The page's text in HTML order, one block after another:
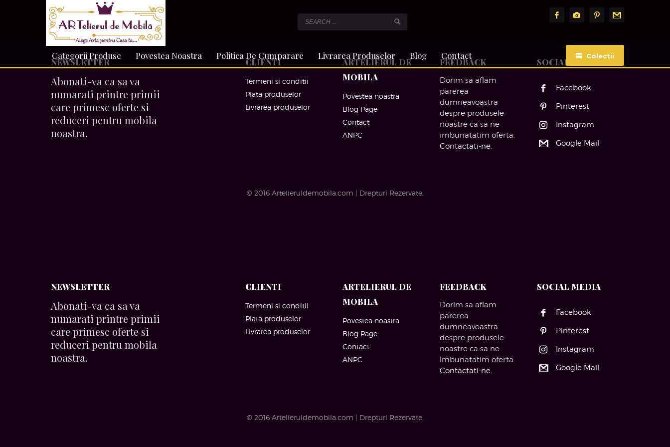
Categorii Produse Povestea Noastra Politica De Cumparare Livrarea Produselor Blog Contact Colectii
NEWSLETTER
Abonati-va ca sa va
numarati printre primii
care primesc oferte si
reduceri pentru mobila
noastra.
CLIENTI
Termeni si conditii
Plata produselor
Livrarea produselor
ARTELIERUL DE
MOBILA
Povestea noastra
Blog Page
Contact
ANPC
FEEDBACK
Dorim sa aflam
parerea
dumneavoastra
despre produsele
noastre ca sa ne
imbunatatim oferta.
Contactati-ne.
SOCIAL MEDIA
Facebook
Pinterest
Instagram
Google Mail
© 2016 Artelieruldemobila.com | Drepturi Rezervate.
NEWSLETTER
Abonati-va ca sa va
numarati printre primii
care primesc oferte si
reduceri pentru mobila
noastra.
CLIENTI
Termeni si conditii
Plata produselor
Livrarea produselor
ARTELIERUL DE
MOBILA
Povestea noastra
Blog Page
Contact
ANPC
FEEDBACK
Dorim sa aflam
parerea
dumneavoastra
despre produsele
noastre ca sa ne
imbunatatim oferta.
Contactati-ne.
SOCIAL MEDIA
Facebook
Pinterest
Instagram
Google Mail
© 2016 Artelieruldemobila.com | Drepturi Rezervate.